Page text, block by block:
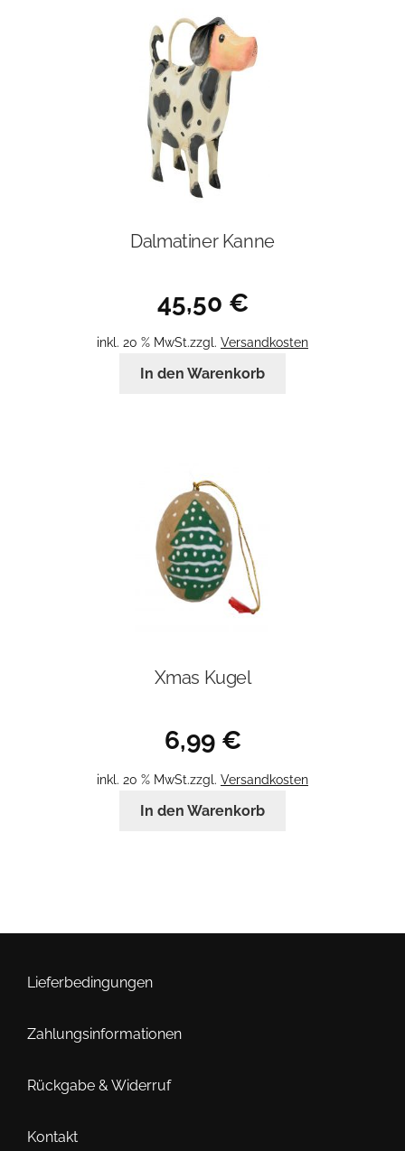
Dalmatiner Kanne
45,50 €
inkl. 20 % MwSt.zzgl. Versandkosten
In den Warenkorb
Xmas Kugel
6,99 €
inkl. 20 % MwSt.zzgl. Versandkosten
In den Warenkorb
Lieferbedingungen
Zahlungsinformationen
Rückgabe & Widerruf
Kontakt